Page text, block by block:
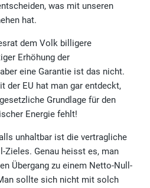
was mit unseren
hat.
dem Volk billigere
Erhöhung der
eine Garantie ist das nicht.
der EU hat man gar entdeckt,
Grundlage für den
Energie fehlt!
unhaltbar ist die vertragliche
Zieles. Genau heisst es, man
Übergang zu einem Netto-Null-
sollte sich nicht mit solch